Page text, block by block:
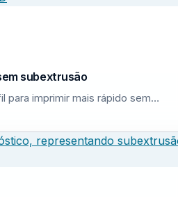
subextrusão
para imprimir mais rápido sem…